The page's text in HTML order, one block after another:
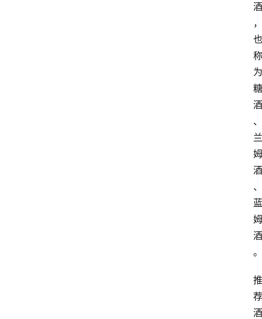
酒
，
也
称
为
糖
酒
、
兰
姆
酒
、
蓝
姆
酒
。
推
荐
酒